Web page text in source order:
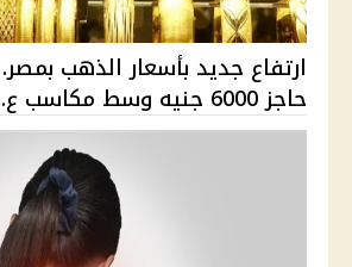
حاجز 6000 جنيه وسط مكاسب ع...